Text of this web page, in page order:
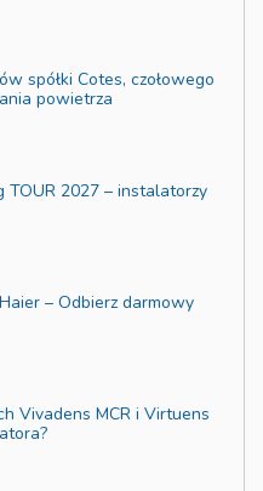
spółki Cotes, czołowego
powietrza
TOUR 2027 – instalatorzy
– Odbierz darmowy
Vivadens MCR i Virtuens